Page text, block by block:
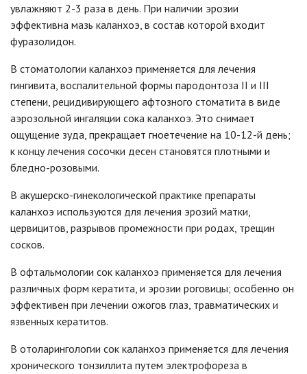
увлажняют 2-3 раза в день. При наличии эрозии
эффективна мазь каланхоэ, в состав которой входит
фуразолидон.
В стоматологии каланхоэ применяется для лечения
гингивита, воспалительной формы пародонтоза II и III
степени, рецидивирующего афтозного стоматита в виде
аэрозольной ингаляции сока каланхоэ. Это снимает
ощущение зуда, прекращает гноетечение на 10-12-й день;
к концу лечения сосочки десен становятся плотными и
бледно-розовыми.
В акушерско-гинекологической практике препараты
каланхоэ используются для лечения эрозий матки,
цервицитов, разрывов промежности при родах, трещин
сосков.
В офтальмологии сок каланхоэ применяется для лечения
различных форм кератита, и эрозии роговицы; особенно он
эффективен при лечении ожогов глаз, травматических и
язвенных кератитов.
В отоларингологии сок каланхоэ применяется для лечения
хронического тонзиллита путем электрофореза в